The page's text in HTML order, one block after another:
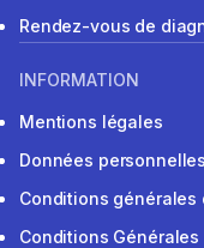
Rendez-vous de
INFORMATION
Mentions légales
Données
Conditions
Conditions Générales